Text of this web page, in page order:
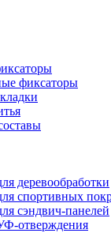
фиксаторы
деревообработки
спортивных
сэндвич-панелей
отверждения